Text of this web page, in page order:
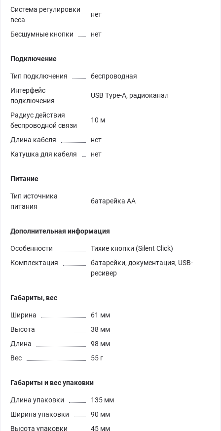
Система регулировки
веса
нет
Бесшумные кнопки нет
Подключение
Тип подключения
беспроводная
Интерфейс
подключения
USB Type-A, радиоканал
Радиус действия
беспроводной связи
10 м
Длина кабеля
нет
Катушка для кабеля
нет
Питание
Тип источника
питания
батарейка АА
Дополнительная информация
Особенности
Тихие кнопки (Silent Click)
Комплектация
батарейки, документация, USB-
ресивер
Габариты, вес
Ширина
61 мм
Высота
38 мм
Длина
98 мм
Вес
55 г
Габариты и вес упаковки
Длина упаковки
135 мм
Ширина упаковки
90 мм
Высота упаковки
45 мм